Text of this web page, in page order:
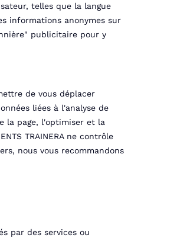
telles que la langue
informations anonymes sur
publicitaire pour y
de vous déplacer
liées à l'analyse de
la page, l'optimiser et la
TRAINERA ne contrôle
nous vous recommandons
par des services ou